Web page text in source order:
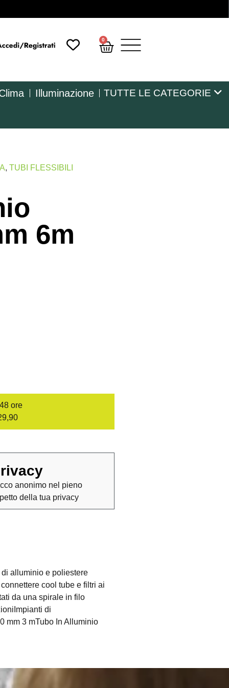
0
Illuminazione TUTTE LE CATEGORIE
,TUBI FLESSIBILI
6m
ore
anonimo nel pieno
della tua privacy
alluminio e poliestere
cool tube e filtri ai
da una spirale in filo
di
mm 3 mTubo In Alluminio